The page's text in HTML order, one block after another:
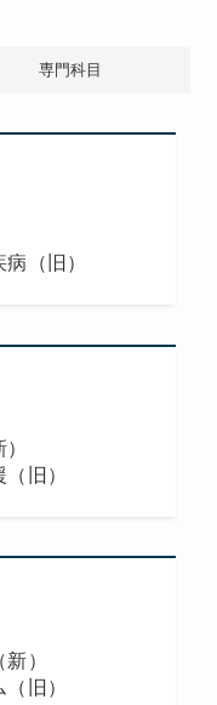
専門科目
（旧）
旧）
）
旧）